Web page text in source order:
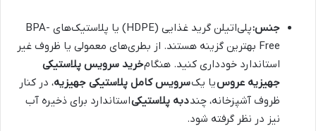
جنس:
پلی‌اتیلن گرید غذایی (HDPE) یا پلاستیک‌های BPA-
Free بهترین گزینه هستند. از بطری‌های معمولی یا ظروف غیر
استاندارد خودداری کنید. هنگامخرید سرویس پلاستیکی
جهیزیه عروسیا یکسرویس کامل پلاستیکی جهیزیه، در کنار
ظروف آشپزخانه، چنددبه پلاستیکیاستاندارد برای ذخیره آب
نیز در نظر گرفته شود.